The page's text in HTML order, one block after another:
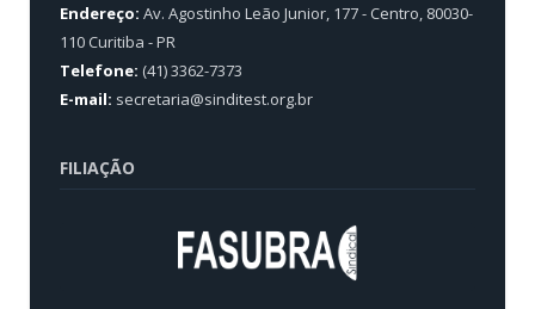
Endereço: Av. Agostinho Leão Junior, 177 - Centro, 80030-
110 Curitiba - PR
Telefone: (41) 3362-7373
E-mail: secretaria@sinditest.org.br
FILIAÇÃO